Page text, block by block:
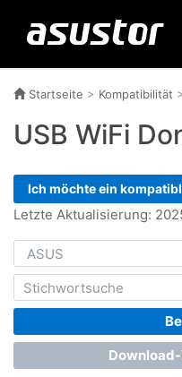
Startseite > Kompatibilität
USB WiFi
Ich möchte ein
Letzte Aktualisierung: